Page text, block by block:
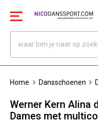
Home Dansschoenen
Werner Kern Alina
Dames met